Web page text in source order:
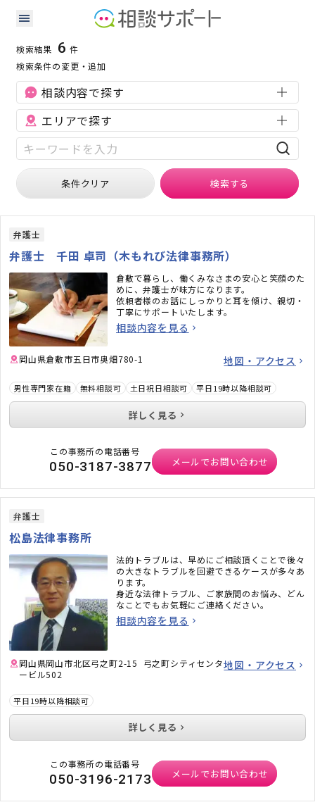
岡山県の刑事事件に強い専門家の検索結果
刑事事件
検索結果 6 件
検索条件の変更・追加
相談内容で探す
エリアで探す
条件クリア 検索する
弁護士
弁護士 千田 卓司（木もれび法律事務所）
倉敷で暮らし、働くみなさまの安心と笑顔のた
めに、弁護士が味方になります。
依頼者様のお話にしっかりと耳を傾け、親切・
丁寧にサポートいたします。
相談内容を見る
岡山県倉敷市五日市奥畑780-1 地図・アクセス
男性専門家在籍 無料相談可 土日祝日相談可 平日19時以降相談可
詳しく見る
この事務所の電話番号
050-3187-3877 メールでお問い合わせ
弁護士
松島法律事務所
法的トラブルは、早めにご相談頂くことで後々
の大きなトラブルを回避できるケースが多々あ
ります。
身近な法律トラブル、ご家族間のお悩み、どん
なことでもお気軽にご連絡ください。
相談内容を見る
岡山県岡山市北区弓之町2-15 弓之町シティセンタ
ービル502
地図・アクセス
平日19時以降相談可
詳しく見る
この事務所の電話番号
050-3196-2173 メールでお問い合わせ